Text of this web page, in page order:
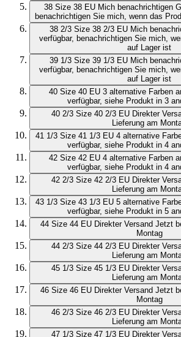
38 Size 38 EU Mich benachrichtigen
benachrichtigen Sie mich, wenn das
38 2/3 Size 38 2/3 EU Mich
verfügbar, benachrichtigen Sie mich,
auf Lager ist
39 1/3 Size 39 1/3 EU Mich
verfügbar, benachrichtigen Sie mich,
auf Lager ist
40 Size 40 EU 3 alternative Farben
verfügbar, siehe Produkt in 3
40 2/3 Size 40 2/3 EU Direkter
Lieferung am
41 1/3 Size 41 1/3 EU 4 alternative
verfügbar, siehe Produkt in 4
42 Size 42 EU 4 alternative Farben
verfügbar, siehe Produkt in 4
42 2/3 Size 42 2/3 EU Direkter
Lieferung am
43 1/3 Size 43 1/3 EU 5 alternative
verfügbar, siehe Produkt in 5
44 Size 44 EU Direkter Versand Jetzt
Montag
44 2/3 Size 44 2/3 EU Direkter
Lieferung am
45 1/3 Size 45 1/3 EU Direkter
Lieferung am
46 Size 46 EU Direkter Versand Jetzt
Montag
46 2/3 Size 46 2/3 EU Direkter
Lieferung am
47 1/3 Size 47 1/3 EU Direkter